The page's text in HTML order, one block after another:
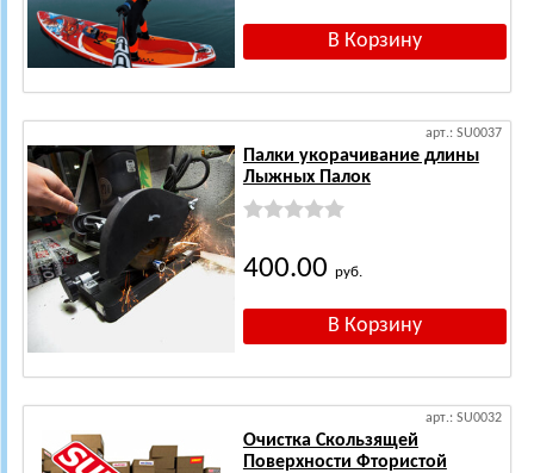
арт.: SU0037
Палки укорачивание длины
Лыжных Палок
400.00 руб.
арт.: SU0032
Очистка Скользящей
Поверхности Фтористой